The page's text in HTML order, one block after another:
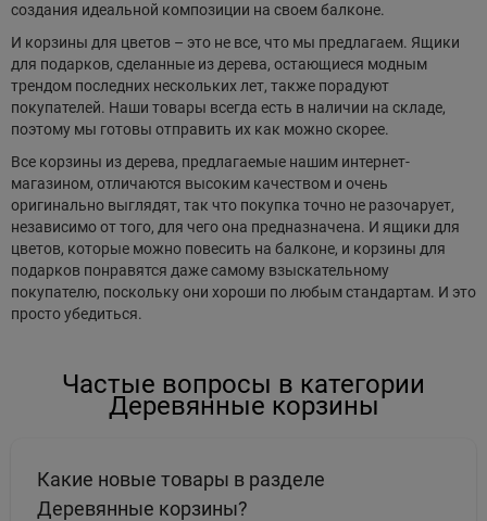
создания идеальной композиции на своем балконе.
И корзины для цветов – это не все, что мы предлагаем. Ящики
для подарков, сделанные из дерева, остающиеся модным
трендом последних нескольких лет, также порадуют
покупателей. Наши товары всегда есть в наличии на складе,
поэтому мы готовы отправить их как можно скорее.
Все корзины из дерева, предлагаемые нашим интернет-
магазином, отличаются высоким качеством и очень
оригинально выглядят, так что покупка точно не разочарует,
независимо от того, для чего она предназначена. И ящики для
цветов, которые можно повесить на балконе, и корзины для
подарков понравятся даже самому взыскательному
покупателю, поскольку они хороши по любым стандартам. И это
просто убедиться.
Частые вопросы в категории
Деревянные корзины
Какие новые товары в разделе
Деревянные корзины?